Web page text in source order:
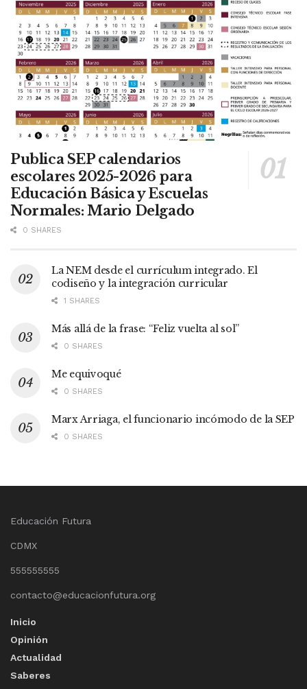
Publica SEP calendarios
escolares 2025-2026 para
Educación Básica y Escuelas
Normales: Mario Delgado
0 SHARES
La NEM desde el currículum integrado. El
codiseño y la integración curricular
1 SHARES
Más allá de la frase: “Feliz vuelta al sol”
0 SHARES
Me equivoqué
0 SHARES
Marx Arriaga, el funcionario incómodo de la SEP
0 SHARES
Educación Futura
CDMX
555555555
contacto@educacionfutura.org
Inicio
Opinión
Actualidad
Saberes